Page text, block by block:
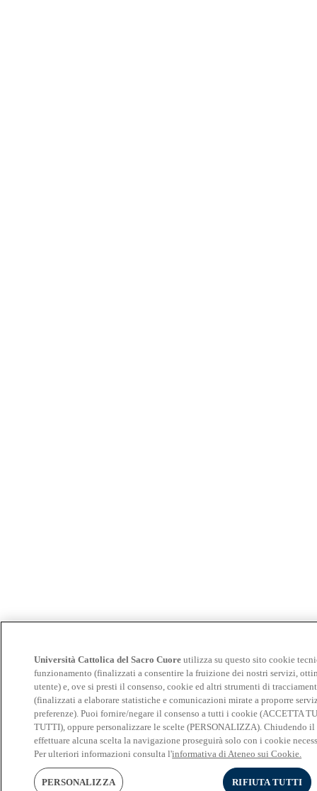
Università Cattolica del Sacro Cuore utilizza su questo sito cookie
funzionamento (finalizzati a consentire la fruizione dei nostri servizi,
utente) e, ove si presti il consenso, cookie ed altri strumenti di
(finalizzati a elaborare statistiche e comunicazioni mirate a proporre
preferenze). Puoi fornire/negare il consenso a tutti i cookie (ACCETTA
TUTTI), oppure personalizzare le scelte (PERSONALIZZA). Chiudendo il
effettuare alcuna scelta la navigazione proseguirà solo con i cookie
Per ulteriori informazioni consulta l'informativa di Ateneo sui Cookie.
RIFIUTA TUTTI
PERSONALIZZA